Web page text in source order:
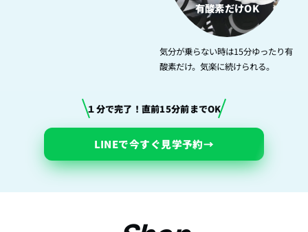
有酸素だけOK
気分が乗らない時は15分ゆったり有
酸素だけ。気楽に続けられる。
１分で完了！直前15分前までOK
LINEで今すぐ見学予約→